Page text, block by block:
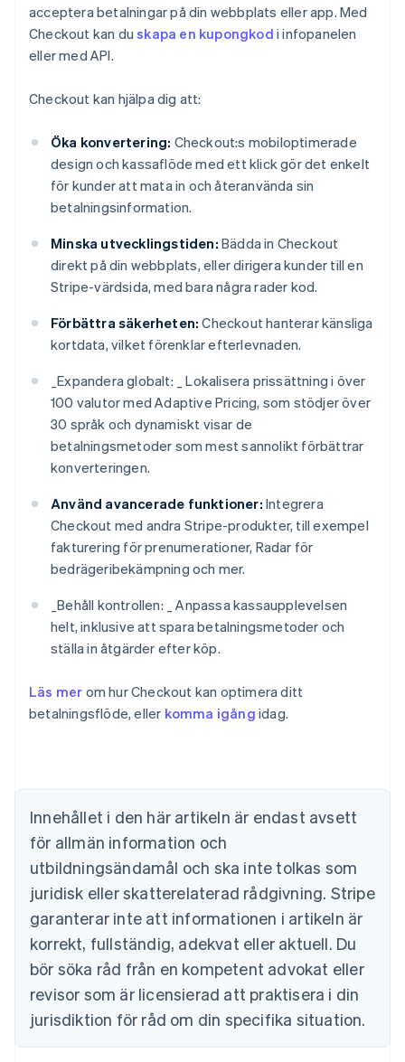
acceptera betalningar på din webbplats eller app. Med
Checkout kan duskapa en kupongkod i infopanelen
eller med API.
Checkout kan hjälpa dig att:
Öka konvertering: Checkout:s mobiloptimerade
design och kassaflöde med ett klick gör det enkelt
för kunder att mata in och återanvända sin
betalningsinformation.
Minska utvecklingstiden: Bädda in Checkout
direkt på din webbplats, eller dirigera kunder till en
Stripe-värdsida, med bara några rader kod.
Förbättra säkerheten: Checkout hanterar känsliga
kortdata, vilket förenklar efterlevnaden.
_Expandera globalt: _
Lokalisera prissättning i över
100 valutor med Adaptive Pricing, som stödjer över
30 språk och dynamiskt visar de
betalningsmetoder som mest sannolikt förbättrar
konverteringen.
Använd avancerade funktioner: Integrera
Checkout med andra Stripe-produkter, till exempel
fakturering för prenumerationer, Radar för
bedrägeribekämpning och mer.
_Behåll kontrollen: _
Anpassa kassaupplevelsen
helt, inklusive att spara betalningsmetoder och
ställa in åtgärder efter köp.
Läs mer om hur Checkout kan optimera ditt
betalningsflöde, eller komma igång idag.
Innehållet i den här artikeln är endast avsett
för allmän information och
utbildningsändamål och ska inte tolkas som
juridisk eller skatterelaterad rådgivning. Stripe
garanterar inte att informationen i artikeln är
korrekt, fullständig, adekvat eller aktuell. Du
bör söka råd från en kompetent advokat eller
revisor som är licensierad att praktisera i din
jurisdiktion för råd om din specifika situation.
Australien
Brasilien
PortuguêsEnglish
Bulgarien
English
Cypern
Danmark
English
Estland
English
Fastlandskina
简体中文English
EnglishSvenska
Frankrike